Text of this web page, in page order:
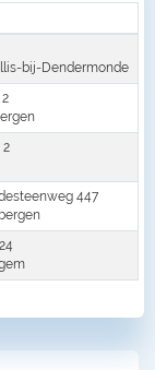
bij-Dendermonde
2
447